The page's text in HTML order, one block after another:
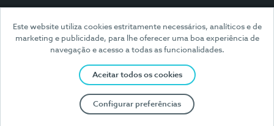
Este website utiliza cookies estritamente necessários, analíticos e de
marketing e publicidade, para lhe oferecer uma boa experiência de
navegação e acesso a todas as funcionalidades.
Aceitar todos os cookies
Configurar preferências